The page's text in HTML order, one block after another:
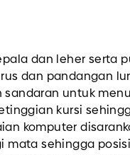
dan leher serta
dan pandangan
sandaran untuk
kursi
komputer
sehingga